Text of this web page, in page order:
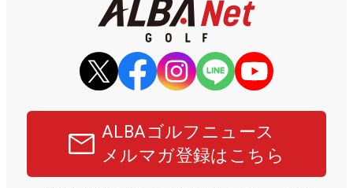
ALBAゴルフニュース
メルマガ登録はこちら